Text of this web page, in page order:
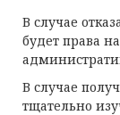
В случае
будет права
В случае
тщательно